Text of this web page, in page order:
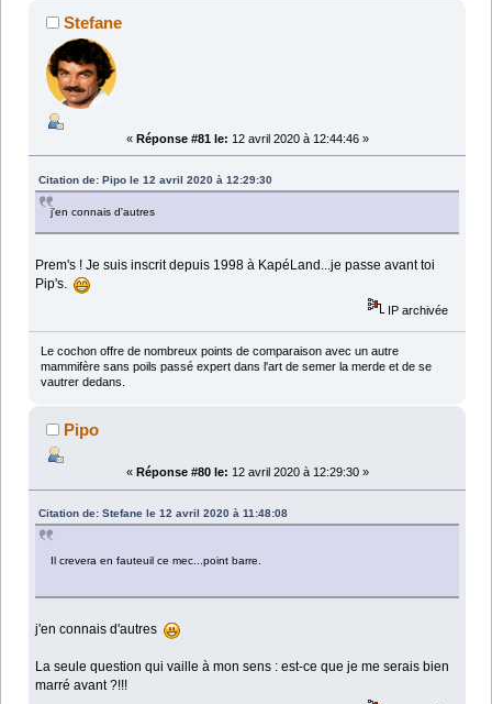
Stefane
« Réponse #81 le: 12 avril 2020 à 12:44:46 »
Citation de: Pipo le 12 avril 2020 à 12:29:30
j'en connais d'autres
Prem's ! Je suis inscrit depuis 1998 à KapéLand...je passe avant toi
Pip's.
IP archivée
Le cochon offre de nombreux points de comparaison avec un autre
mammifère sans poils passé expert dans l'art de semer la merde et de se
vautrer dedans.
Pipo
« Réponse #80 le: 12 avril 2020 à 12:29:30 »
Citation de: Stefane le 12 avril 2020 à 11:48:08
Il crevera en fauteuil ce mec...point barre.
j'en connais d'autres
La seule question qui vaille à mon sens : est-ce que je me serais bien
marré avant ?!!!